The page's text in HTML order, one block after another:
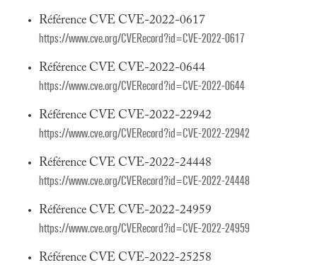
Référence CVE CVE-2022-0617
https://www.cve.org/CVERecord?id=CVE-2022-0617
Référence CVE CVE-2022-0644
https://www.cve.org/CVERecord?id=CVE-2022-0644
Référence CVE CVE-2022-22942
https://www.cve.org/CVERecord?id=CVE-2022-22942
Référence CVE CVE-2022-24448
https://www.cve.org/CVERecord?id=CVE-2022-24448
Référence CVE CVE-2022-24959
https://www.cve.org/CVERecord?id=CVE-2022-24959
Référence CVE CVE-2022-25258